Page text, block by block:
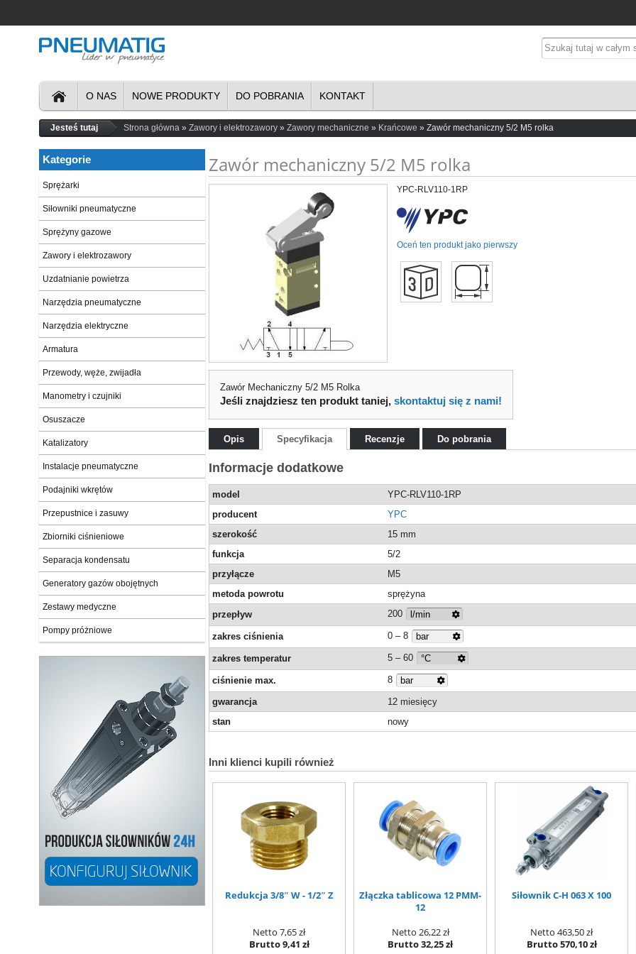
O NAS NOWE PRODUKTY DO POBRANIA KONTAKT
Jesteś tutaj Strona główna Zawory i elektrozawory Zawory mechaniczne Krańcowe Zawór mechaniczny 5/2 M5 rolka
Zawór mechaniczny 5/2 M5 rolka
YPC-RLV110-1RP
Oceń ten produkt jako pierwszy
Zawór Mechaniczny 5/2 M5 Rolka
Jeśli znajdziesz ten produkt taniej,skontaktuj się z nami!
Opis Specyfikacja Recenzje Do pobrania
Informacje dodatkowe
model
YPC-RLV110-1RP
producent
YPC
szerokość
15 mm
funkcja
5/2
przyłącze
M5
metoda powrotu
sprężyna
przepływ
200
zakres ciśnienia 0 – 8
zakres temperatur 5 – 60
ciśnienie max. 8
gwarancja
12 miesięcy
stan
nowy
Inni klienci kupili również
Redukcja 3/8″ W - 1/2″ Z
Netto 7,65 zł
Brutto9,41 zł
Złączka tablicowa 12 PMM-
12
Netto 26,22 zł
Brutto32,25 zł
Siłownik C-H 063 X 100
Netto 463,50 zł
Brutto570,10 zł
Kategorie
Sprężarki
Siłowniki pneumatyczne
Sprężyny gazowe
Zawory i elektrozawory
Uzdatnianie powietrza
Narzędzia pneumatyczne
Narzędzia elektryczne
Armatura
Przewody, węże, zwijadła
Manometry i czujniki
Osuszacze
Katalizatory
Instalacje pneumatyczne
Podajniki wkrętów
Przepustnice i zasuwy
Zbiorniki ciśnieniowe
Separacja kondensatu
Generatory gazów obojętnych
Zestawy medyczne
Pompy próżniowe